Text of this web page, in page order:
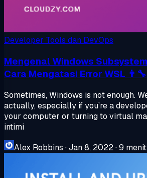
Developer Tools dan DevOps
Mengenal Windows
Cara Mengatasi Error WSL 👨‍🔧
Sometimes, Windows is not enough.
actually, especially if you’re a
your computer or turning to virtual
intimi
Alex Robbins ·Jan 8, 2022·9